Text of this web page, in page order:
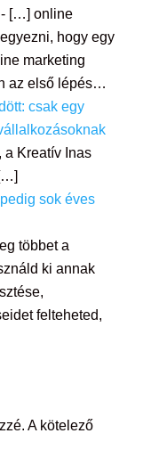
[…] online
hogy egy
marketing
az első lépés…
csak egy
Kreatív Inas
sok éves
többet a
ki annak
felteheted,
A kötelező